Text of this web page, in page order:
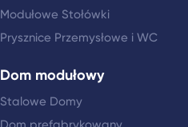
Modułowe Stołówki
Prysznice Przemysłowe i WC
Dom modułowy
Stalowe Domy